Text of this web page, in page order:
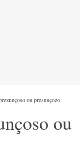
ou presunçozo
ou